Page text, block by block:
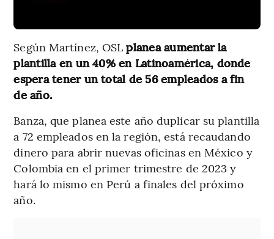
Según Martínez, OSLplanea aumentar la
plantilla en un 40% en Latinoamérica, donde
espera tener un total de 56 empleados a fin
de año.
Banza, que planea este año duplicar su plantilla
a 72 empleados en la región, está recaudando
dinero para abrir nuevas oficinas en México y
Colombia en el primer trimestre de 2023 y
hará lo mismo en Perú a finales del próximo
año.